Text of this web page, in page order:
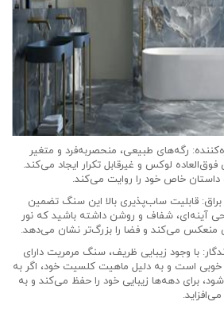
رگه‌های طبیعی، منحصربه‌فرد و متغیر
فوق‌العاده لوکس و غیرقابل تکرار ایجاد می‌کند.
داستان خاص خود را روایت می‌کند.
قابلیت ساب‌پذیری بالا این سنگ تضمین
آینه‌ای، شفاف و روشن داشته باشید که نور
منعکس می‌کند و فضا را بزرگ‌تر نشان می‌دهد.
با وجود زیبایی ظریف، سنگ مرمریت دارای
است و به دلیل ماهیت کلسیت خود، اگر به
برای دهه‌ها زیبایی خود را حفظ می‌کند و به